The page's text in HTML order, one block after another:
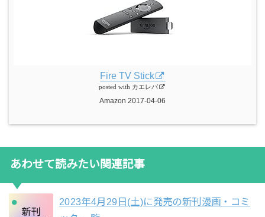
Fire TV Stick
posted with カエレバ
Amazon 2017-04-06
あわせて読みたい関連記事
2023年4月29日(土)に発売の新刊漫画・コミ